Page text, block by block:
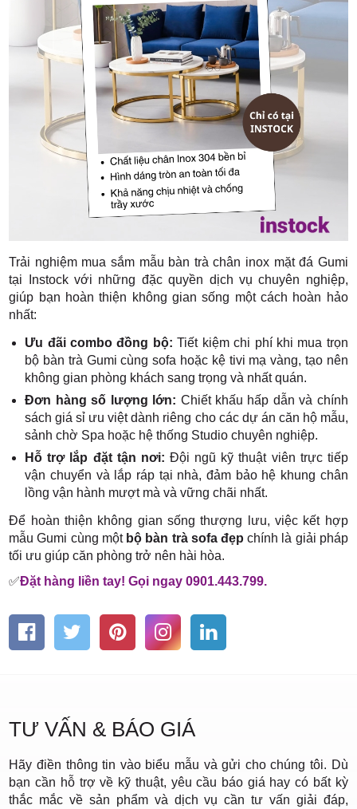
Trải nghiệm mua sắm mẫu bàn trà chân inox mặt đá Gumi
tại Instock với những đặc quyền dịch vụ chuyên nghiệp,
giúp bạn hoàn thiện không gian sống một cách hoàn hảo
nhất:
Ưu đãi combo đồng bộ: Tiết kiệm chi phí khi mua trọn
bộ bàn trà Gumi cùng sofa hoặc kệ tivi mạ vàng, tạo nên
không gian phòng khách sang trọng và nhất quán.
Đơn hàng số lượng lớn: Chiết khấu hấp dẫn và chính
sách giá sỉ ưu việt dành riêng cho các dự án căn hộ mẫu,
sảnh chờ Spa hoặc hệ thống Studio chuyên nghiệp.
Hỗ trợ lắp đặt tận nơi: Đội ngũ kỹ thuật viên trực tiếp
vận chuyển và lắp ráp tại nhà, đảm bảo hệ khung chân
lồng vận hành mượt mà và vững chãi nhất.
Để hoàn thiện không gian sống thượng lưu, việc kết hợp
mẫu Gumi cùng một bộ bàn trà sofa đẹp chính là giải pháp
tối ưu giúp căn phòng trở nên hài hòa.
✅Đặt hàng liền tay! Gọi ngay 0901.443.799.
TƯ VẤN & BÁO GIÁ
Hãy điền thông tin vào biểu mẫu và gửi cho chúng tôi. Dù
bạn cần hỗ trợ về kỹ thuật, yêu cầu báo giá hay có bất kỳ
thắc mắc về sản phẩm và dịch vụ cần tư vấn giải đáp,